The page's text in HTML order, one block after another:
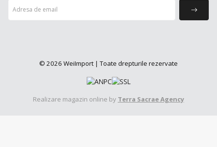
© 2026 WeiImport | Toate drepturile rezervate
Realizare magazin online by Terra Sacrae Agency